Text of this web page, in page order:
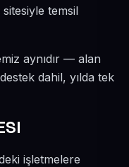
temsil
aynıdır — alan
dahil, yılda tek
işletmelere